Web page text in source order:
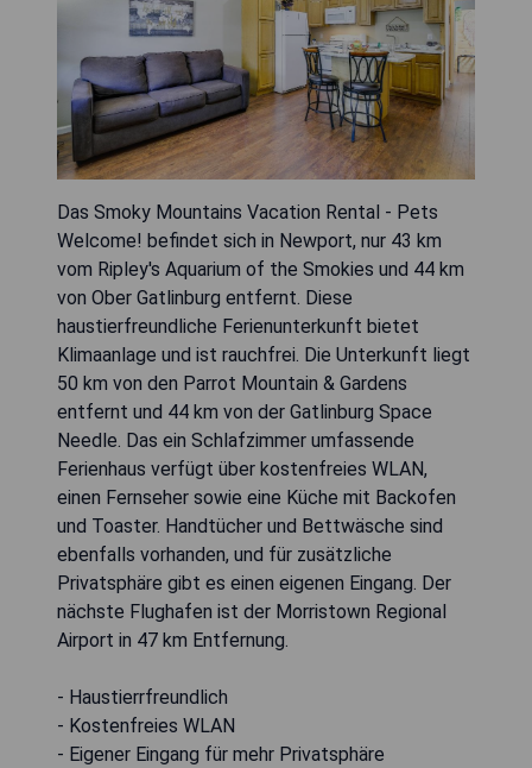
Das Smoky Mountains Vacation Rental - Pets
Welcome! befindet sich in Newport, nur 43 km
vom Ripley's Aquarium of the Smokies und 44 km
von Ober Gatlinburg entfernt. Diese
haustierfreundliche Ferienunterkunft bietet
Klimaanlage und ist rauchfrei. Die Unterkunft liegt
50 km von den Parrot Mountain & Gardens
entfernt und 44 km von der Gatlinburg Space
Needle. Das ein Schlafzimmer umfassende
Ferienhaus verfügt über kostenfreies WLAN,
einen Fernseher sowie eine Küche mit Backofen
und Toaster. Handtücher und Bettwäsche sind
ebenfalls vorhanden, und für zusätzliche
Privatsphäre gibt es einen eigenen Eingang. Der
nächste Flughafen ist der Morristown Regional
Airport in 47 km Entfernung.
- Haustierrfreundlich
- Kostenfreies WLAN
- Eigener Eingang für mehr Privatsphäre